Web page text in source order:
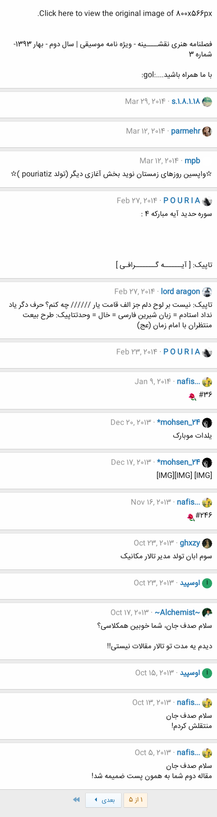
Click here to view the original image of 800x566px.
فصلنامه هنری نقشــــینه - ویژه نامه موسیقی | سال دوم - بهار 1393-
شماره 3
با ما همراه باشید....:gol:
s.1.8.1.18
Mar 29, 2014
parmehr
Mar 12, 2014
mpb
Mar 12, 2014
✫واپسین روزهای زمستان نوید بخش آغازی دیگر (تولد pouriatiz )✫
P O U R I A
Feb 27, 2014
سوره حدید آیه مبارکه 4 :
تاپیک: [ آیــــــه گـــــــرافـی ]
lord aragon
Feb 27, 2014
تاپیک: نیست بر لوح دلم جز الف قامت یار ////// چه کنم؟ حرف دگر یاد
نداد استادم = زبان شیرین فارسی = خال = وحدتتاپیک: طرح بيعت
منتظران با امام زمان (عج)
P O U R I A
Feb 23, 2014
nafis...
Jan 9, 2014
#36
*mohsen_24
Dec 20, 2013
یلدات موبارک
*mohsen_24
Dec 17, 2013
[IMG] [IMG][IMG]
nafis...
Nov 16, 2013
#246
ghxzy
Oct 23, 2013
سوم ابان تولد مدیر تالار مکانیک
ا اوسپید Oct 23, 2013
~Alchemist~
Oct 17, 2013
سلام صدف جان، شما خوبین همکلاسی؟
دیدم یه مدت تو تالار مقالات نیستی!!
ا اوسپید Oct 15, 2013
nafis...
Oct 13, 2013
سلام صدف جان
منتقلش کردم!
nafis...
Oct 5, 2013
سلام صدف جان
مقاله دوم شما به همون پست ضمیمه شد!
1 از 5 بعدی